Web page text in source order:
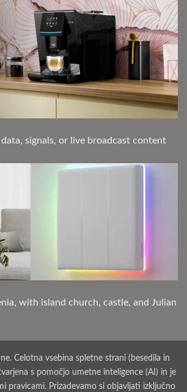
Celotna vsebina spletne strani (besedila in
s pomočjo umetne inteligence (AI) in je
pravicami. Prizadevamo si objavljati izključno